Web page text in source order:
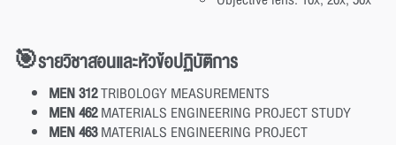
🎯รายวิชาสอนและหัวข้อปฏิบัติการ
MEN 312TRIBOLOGY MEASUREMENTS
MEN 462MATERIALS ENGINEERING PROJECT STUDY
MEN 463MATERIALS ENGINEERING PROJECT